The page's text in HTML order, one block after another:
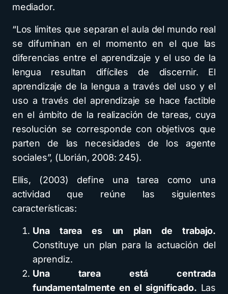
mediador.
“Los límites que separan el aula del mundo real
se difuminan en el momento en el que las
diferencias entre el aprendizaje y el uso de la
lengua resultan difíciles de discernir. El
aprendizaje de la lengua a través del uso y el
uso a través del aprendizaje se hace factible
en el ámbito de la realización de tareas, cuya
resolución se corresponde con objetivos que
parten de las necesidades de los agente
sociales”, (Llorián, 2008: 245).
Ellis, (2003) define una tarea como una
actividad que reúne las siguientes
características:
Una tarea es un plan de trabajo.
Constituye un plan para la actuación del
aprendiz.
Una tarea está centrada
fundamentalmente en el significado. Las